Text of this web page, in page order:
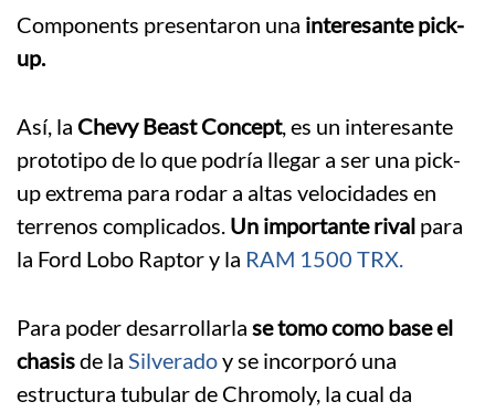
Components presentaron una interesante pick-
up.
Así, la Chevy Beast Concept, es un interesante
prototipo de lo que podría llegar a ser una pick-
up extrema para rodar a altas velocidades en
terrenos complicados. Un importante rival para
la Ford Lobo Raptor y la RAM 1500 TRX.
Para poder desarrollarla se tomo como base el
chasisde la Silveradoy se incorporó una
estructura tubular de Chromoly, la cual da